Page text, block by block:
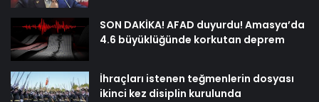
SON DAKİKA! AFAD duyurdu! Amasya’da
4.6 büyüklüğünde korkutan deprem
İhraçları istenen teğmenlerin dosyası
ikinci kez disiplin kurulunda